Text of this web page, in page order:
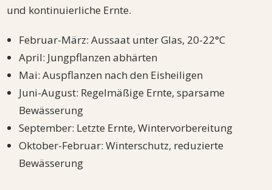
und kontinuierliche Ernte.
Februar-März: Aussaat unter Glas, 20-22°C
April: Jungpflanzen abhärten
Mai: Auspflanzen nach den Eisheiligen
Juni-August: Regelmäßige Ernte, sparsame
Bewässerung
September: Letzte Ernte, Wintervorbereitung
Oktober-Februar: Winterschutz, reduzierte
Bewässerung